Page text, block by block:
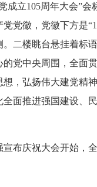
成立105周年大会”会
党徽，党徽下方是
。二楼眺台悬挂着标
的党中央周围，全面
，弘扬伟大建党精
全面推进强国建设、
宣布庆祝大会开始，